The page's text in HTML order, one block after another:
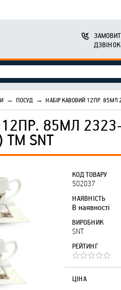
→ ПОСУД → НАБІР КАВОВИЙ 12ПР.
85МЛ
SNT
КОД ТОВАРУ
502037
НАЯВНІСТЬ
В наявності
ВИРОБНИК
SNT
РЕЙТИНГ
ЦІНА